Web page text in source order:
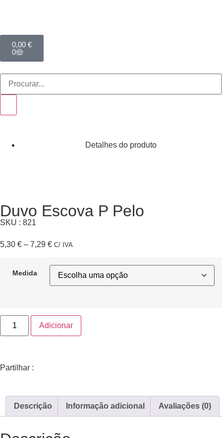
0,00 €
0
Detalhes do produto
Duvo Escova P Pelo
SKU : 821
5,30 € – 7,29 € C/ IVA
Medida
Adicionar
Partilhar :
Descrição Informação adicional Avaliações (0)